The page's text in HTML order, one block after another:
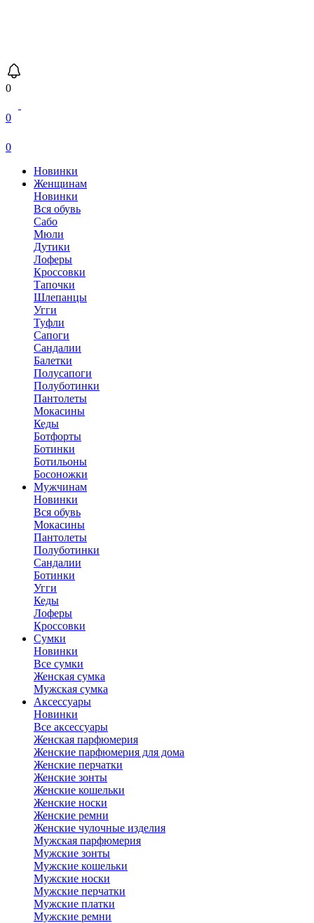
0
0
0
Новинки
Женщинам
Новинки
Вся обувь
Сабо
Мюли
Дутики
Лоферы
Кроссовки
Тапочки
Шлепанцы
Угги
Туфли
Сапоги
Сандалии
Балетки
Полусапоги
Полуботинки
Пантолеты
Мокасины
Кеды
Ботфорты
Ботинки
Ботильоны
Босоножки
Мужчинам
Новинки
Вся обувь
Мокасины
Пантолеты
Полуботинки
Сандалии
Ботинки
Угги
Кеды
Лоферы
Кроссовки
Сумки
Новинки
Все сумки
Женская сумка
Мужская сумка
Аксессуары
Новинки
Все аксессуары
Женская парфюмерия
Женские парфюмерия для дома
Женские перчатки
Женские зонты
Женские кошельки
Женские носки
Женские ремни
Женские чулочные изделия
Мужская парфюмерия
Мужские зонты
Мужские кошельки
Мужские носки
Мужские перчатки
Мужские платки
Мужские ремни